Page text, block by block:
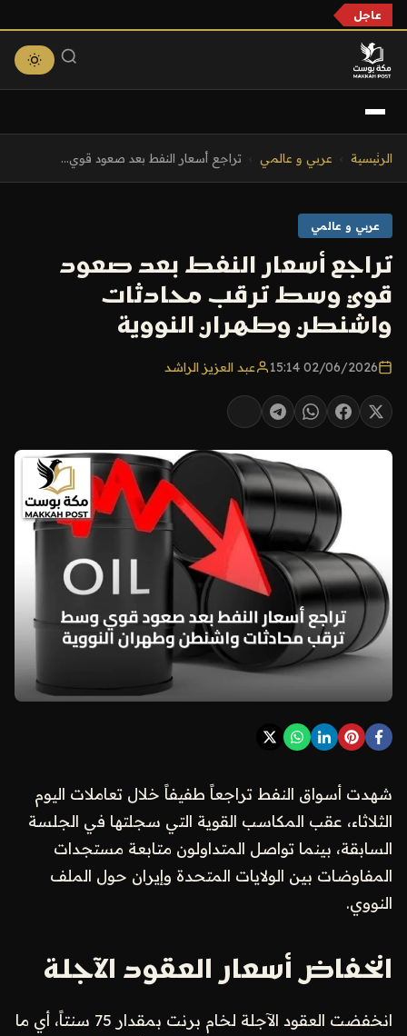
عاجل
الرئيسية عربي و عالمي تراجع أسعار النفط بعد صعود قوي...
عربي و عالمي
تراجع أسعار النفط بعد صعود
قوي وسط ترقب محادثات
واشنطن وطهران النووية
02/06/2026 15:14 عبد العزيز الراشد
شهدت أسواق النفط تراجعاً طفيفاً خلال تعاملات اليوم
الثلاثاء، عقب المكاسب القوية التي سجلتها في الجلسة
السابقة، بينما تواصل المتداولون متابعة مستجدات
المفاوضات بين الولايات المتحدة وإيران حول الملف
النووي.
انخفاض أسعار العقود الآجلة
انخفضت العقود الآجلة لخام برنت بمقدار 75 سنتاً، أي ما